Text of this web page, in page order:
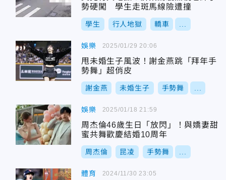
勢硬闖 學生走斑馬線險遭撞
學生 行人地獄 轎車
娛樂
甩未婚生子風波！謝金燕跳「拜年手
勢舞」超俏皮
謝金燕 未婚生子 手勢舞
2025/01/29 20:06
娛樂
周杰倫46歲生日「放閃」！與嬌妻甜
蜜共舞歡慶結婚10周年
周杰倫 昆凌 手勢舞
2025/01/18 21:59
體育 2024/11/30 23:05